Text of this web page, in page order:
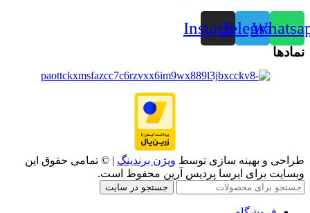
Telegram
Instagram
نمادها
طراحی و بهینه سازی توسط ویژن برندینگ | © تمامی حقوق این
وبسایت برای ایرسا پردیس آرین محفوظ است.
جستجو در سایت